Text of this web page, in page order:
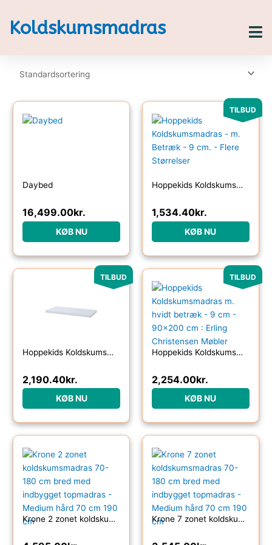
indholdet
Koldskumsmadras
Daybed
16,499.00kr.
KØB NU
TILBUD
Hoppekids Koldskumsmadras – m. Betræk – 9 cm. – Flere Størrelser
oprindelige
pris
var:
1,918.00kr..
1,534.40kr.
Den
aktuelle
pris
er:
KØB NU
TILBUD
Hoppekids Koldskumsmadras m. Betræk – 12 cm. – Flere Størrelser
2,190.40kr.
Den
aktuelle
er:
KØB NU
TILBUD
Hoppekids Koldskumsmadras m. hvidt betræk – 9 cm – 90×200 cm : Erling Christensen Møbler
oprindelige
pris
var:
2,818.00kr..
2,254.00kr.
Den
aktuelle
pris
er:
2,254.00kr..
KØB NU
Krone 2 zonet koldskumsmadras 70-180 cm bred med indbygget topmadras – Medium hård 70 cm 190 cm Krone 7 zonet koldskumsmadras 70-180 cm bred med indbygget topmadras – Medium hård 70 cm 190 cm